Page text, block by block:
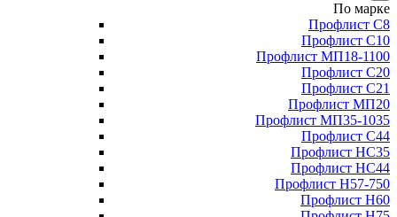
По марке
Профлист С8
Профлист С10
Профлист МП18-1100
Профлист С20
Профлист С21
Профлист МП20
Профлист МП35-1035
Профлист С44
Профлист НС35
Профлист НС44
Профлист Н57-750
Профлист Н60